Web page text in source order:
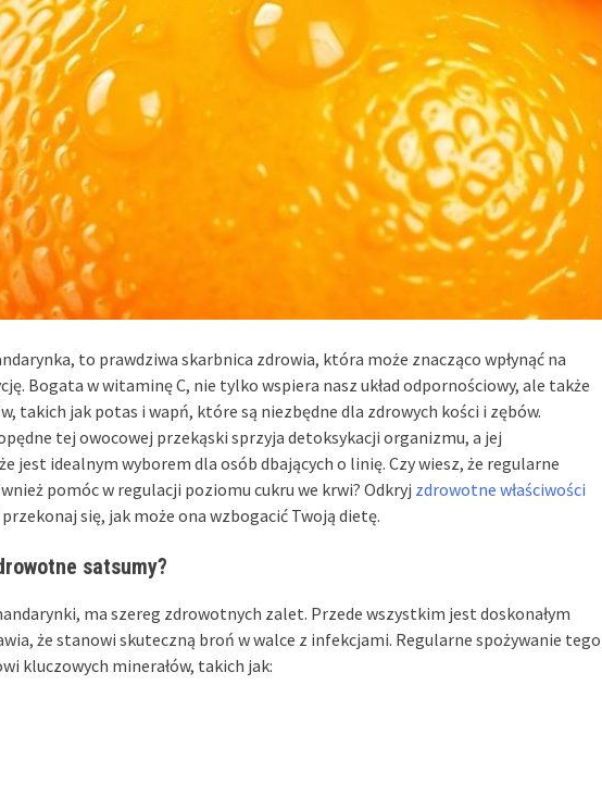
to prawdziwa skarbnica zdrowia, która może znacząco wpłynąć na
Bogata w witaminę C, nie tylko wspiera nasz układ odpornościowy, ale także
takich jak potas i wapń, które są niezbędne dla zdrowych kości i zębów.
tej owocowej przekąski sprzyja detoksykacji organizmu, a jej
jest idealnym wyborem dla osób dbających o linię. Czy wiesz, że regularne
pomóc w regulacji poziomu cukru we krwi? Odkryj zdrowotne właściwości
się, jak może ona wzbogacić Twoją dietę.
satsumy?
ma szereg zdrowotnych zalet. Przede wszystkim jest doskonałym
że stanowi skuteczną broń w walce z infekcjami. Regularne spożywanie tego
kluczowych minerałów, takich jak: